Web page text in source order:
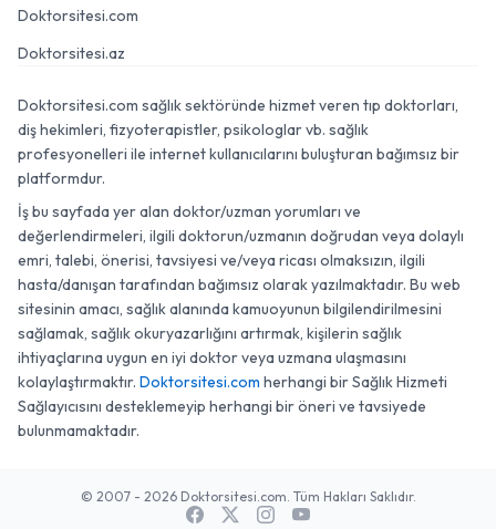
Doktorsitesi.com
Doktorsitesi.az
Doktorsitesi.com sağlık sektöründe hizmet veren tıp doktorları,
diş hekimleri, fizyoterapistler, psikologlar vb. sağlık
profesyonelleri ile internet kullanıcılarını buluşturan bağımsız bir
platformdur.
İş bu sayfada yer alan doktor/uzman yorumları ve
değerlendirmeleri, ilgili doktorun/uzmanın doğrudan veya dolaylı
emri, talebi, önerisi, tavsiyesi ve/veya ricası olmaksızın, ilgili
hasta/danışan tarafından bağımsız olarak yazılmaktadır. Bu web
sitesinin amacı, sağlık alanında kamuoyunun bilgilendirilmesini
sağlamak, sağlık okuryazarlığını artırmak, kişilerin sağlık
ihtiyaçlarına uygun en iyi doktor veya uzmana ulaşmasını
kolaylaştırmaktır. Doktorsitesi.com herhangi bir Sağlık Hizmeti
Sağlayıcısını desteklemeyip herhangi bir öneri ve tavsiyede
bulunmamaktadır.
© 2007 - 2026 Doktorsitesi.com. Tüm Hakları Saklıdır.